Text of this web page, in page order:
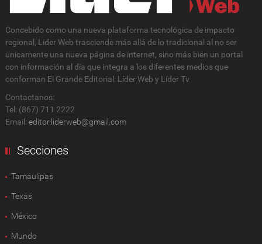
Concebido como una nueva plataforma tecnológica de impacto
regional, Lider Web trasciende más allá de lo tradicional al no ser
únicamente una nueva página de internet, sino más bien un portal
con información al día que integra a los diferentes medios que
conforman El Grande Editorial: Líder Web y Líder Tv
Contactanos:
Tel: (867) 711 2222
Email: editor.liderweb@gmail.com
Secciones
Tamaulipas
Texas
México
Mundo